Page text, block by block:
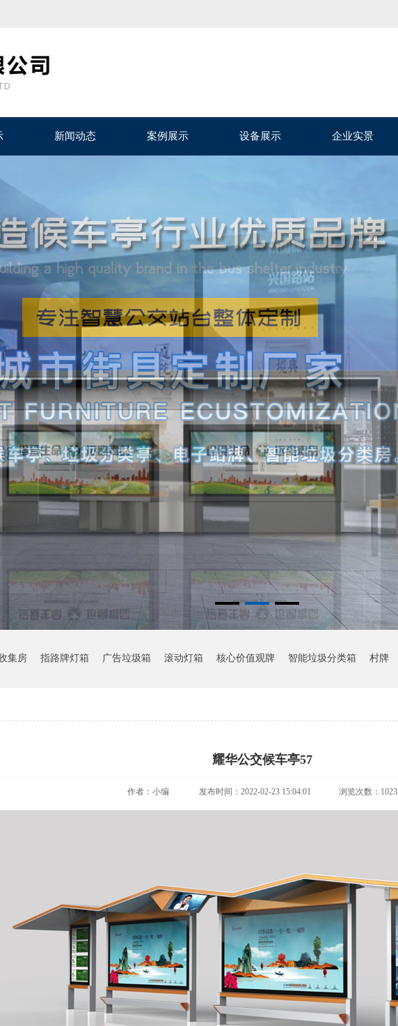
新闻动态 案例展示 设备展示 企业实景
集房 指路牌灯箱 广告垃圾箱 滚动灯箱 核心价值观牌 智能垃圾分类箱 村牌
耀华公交候车亭57
作者：小编 发布时间：2022-02-23 15:04:01 浏览次数： 1023